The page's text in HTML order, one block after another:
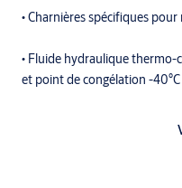
• Charnières spécifiques
• Fluide hydraulique thermo-
et point de congélation -40°C
• Certifié par la Norme EN
000 cycles, par la Norme EN